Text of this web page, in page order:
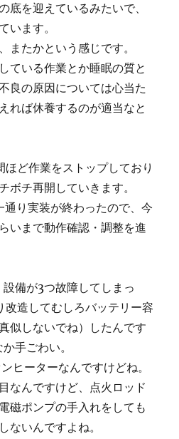
底を迎えているみたいで、
います。
またかという感じです。
ている作業とか睡眠の質と
良の原因については心当た
れば休養するのが適当なと
ど作業をストップしており
ボチ再開していきます。
り実装が終わったので、今
いまで動作確認・調整を進
備が3つ故障してしまっ
造してむしろバッテリー容
似しないでね）したんです
手ごわい。
ヒーターなんですけどね。
なんですけど、点火ロッド
磁ポンプの手入れをしても
ないんですよね。